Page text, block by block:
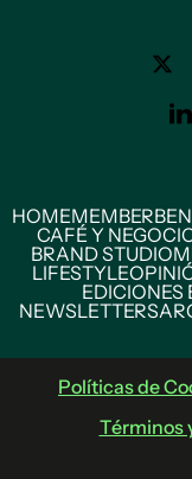
HOMEMEMBER
CAFÉ Y
BRAND STUDIO
LIFESTYLE
EDICIONES
NEWSLETTERS
Políticas de
Términos